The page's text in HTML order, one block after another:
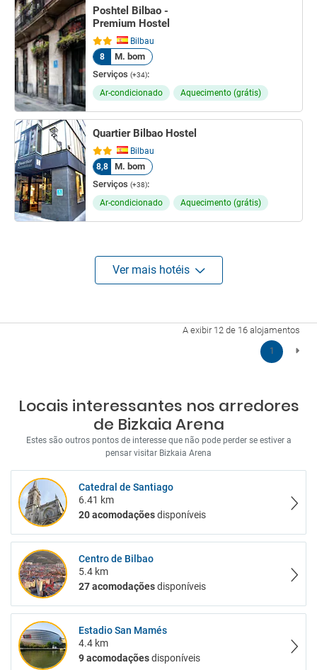
Poshtel Bilbao -
Premium Hostel
Bilbau
8
M. bom
Serviços (+34):
Ar-condicionado Aquecimento (grátis)
Quartier Bilbao Hostel
Bilbau
8,8
M. bom
Serviços (+38):
Ar-condicionado Aquecimento (grátis)
Ver mais hotéis
A exibir 12 de 16 alojamentos
1
Locais interessantes nos arredores
de Bizkaia Arena
Estes são outros pontos de interesse que não pode perder se estiver a
pensar visitar Bizkaia Arena
Catedral de Santiago
6.41 km
20 acomodaçõesdisponíveis
Centro de Bilbao
5.4 km
27 acomodaçõesdisponíveis
Estadio San Mamés
4.4 km
9 acomodaçõesdisponíveis